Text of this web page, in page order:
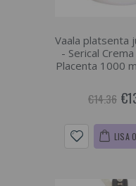
Vaala platsenta
- Serical
Placenta 1000
€14.36
LISA